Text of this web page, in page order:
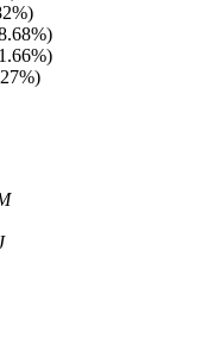
%)
%)
%)
%)